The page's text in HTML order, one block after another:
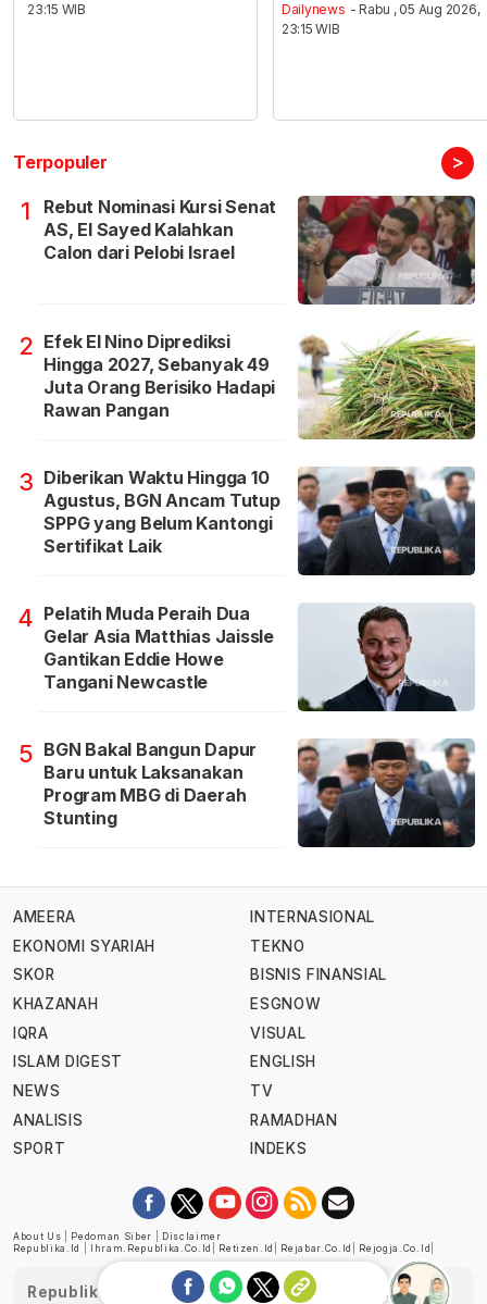
23:15 WIB
Dailynews - Rabu , 05 Aug 2026,
23:15 WIB
Terpopuler >
1
Rebut Nominasi Kursi Senat
AS, El Sayed Kalahkan
Calon dari Pelobi Israel
2 Efek El Nino Diprediksi
Hingga 2027, Sebanyak 49
Juta Orang Berisiko Hadapi
Rawan Pangan
3 Diberikan Waktu Hingga 10
Agustus, BGN Ancam Tutup
SPPG yang Belum Kantongi
Sertifikat Laik
4 Pelatih Muda Peraih Dua
Gelar Asia Matthias Jaissle
Gantikan Eddie Howe
Tangani Newcastle
5 BGN Bakal Bangun Dapur
Baru untuk Laksanakan
Program MBG di Daerah
Stunting
AMEERA
EKONOMI SYARIAH
SKOR
KHAZANAH
IQRA
ISLAM DIGEST
NEWS
ANALISIS
SPORT
INTERNASIONAL
TEKNO
BISNIS FINANSIAL
ESGNOW
VISUAL
ENGLISH
TV
RAMADHAN
INDEKS
About Us Pedoman Siber
Disclaimer
Republika.id
Ihram.republika.co.id Retizen.id Rejabar.co.id Rejogja.co.id
Republika telah diverifikasi oleh Dewan Pers